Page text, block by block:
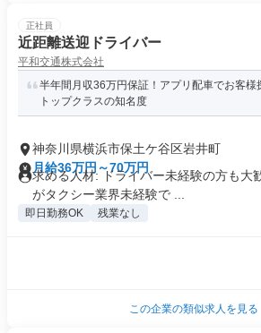
正社員
近距離送迎ドライバー
平和交通株式会社
半年間月収36万円保証！アプリ配車でお客様
トップクラスの知名度
神奈川県横浜市保土ケ谷区岩井町
月給36万円～70万円
求める人材: ドライバー未経験の方も大
がタクシー業界未経験で ...
即日勤務OK 残業なし
この企業の類似求人を見る